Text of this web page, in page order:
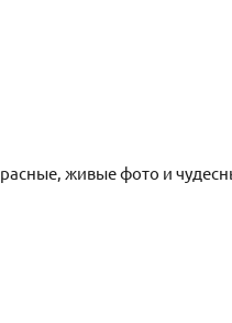
живые фото и